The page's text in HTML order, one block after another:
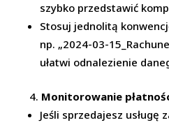
szybko przedstawić
Stosuj jednolitą
np. „2024-03-
ułatwi odnalezienie
Monitorowanie
Jeśli sprzedajesz usługę